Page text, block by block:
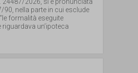
24487/2026, si è pronunciata
90, nella parte in cui esclude
formalità eseguite
riguardava un’ipoteca